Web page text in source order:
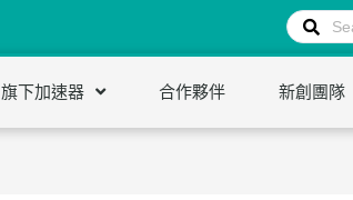
旗下加速器 合作夥伴 新創團隊